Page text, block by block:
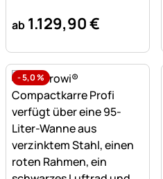
ab 1.129,90€
-5,0%